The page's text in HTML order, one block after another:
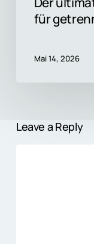
für
Mai 14, 2026
Leave a Reply